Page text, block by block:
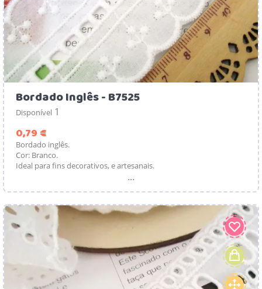
Bordado Inglês - B7525
Disponível 1
0,79 €
Bordado inglês.
Cor: Branco.
Ideal para fins decorativos, e artesanais.
...